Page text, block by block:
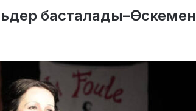
басталады–Өскемен